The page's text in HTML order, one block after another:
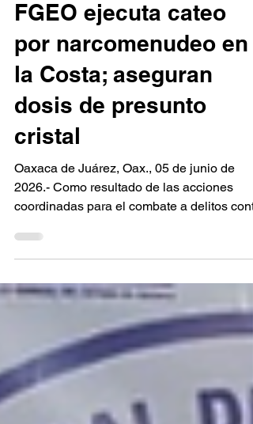
5 jun 1 min de lectura
Seguridad
FGEO ejecuta cateo
por narcomenudeo en
la Costa; aseguran
dosis de presunto
cristal
2026.- Como resultado de las acciones
coordinadas para el combate a delitos
la salud en la región Costa, la Fiscalía
General del Estado de Oaxaca (FGEO)
ejecutó una orden de cateo en un inmueble
ubicado en San Antonio Tepetlapa, donde
fueron aseguradas diversas dosis de
presunta droga conocida como cristal. La
intervención policial encabezada por
elementos de la Agencia Estatal de